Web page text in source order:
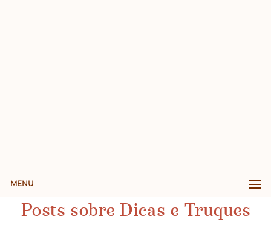
MENU
Posts sobre Dicas e Truques